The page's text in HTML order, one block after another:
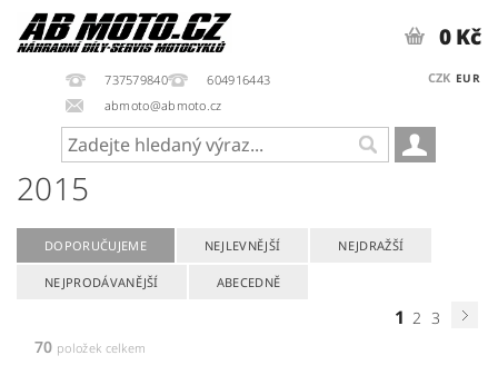
737579840
604916443
abmoto@abmoto.cz
CZK EUR
0 Kč
2015
DOPORUČUJEME NEJLEVNĚJŠÍ NEJDRAŽŠÍ
NEJPRODÁVANĚJŠÍ ABECEDNĚ
1 2 3
70 položek celkem